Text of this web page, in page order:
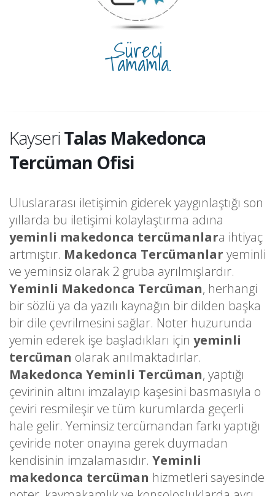
Süreci
Tamamla.
KayseriTalas Makedonca
Tercüman Ofisi
Uluslararası iletişimin giderek yaygınlaştığı son
yıllarda bu iletişimi kolaylaştırma adına
yeminli makedonca tercümanlara ihtiyaç
artmıştır. Makedonca Tercümanlar yeminli
ve yeminsiz olarak 2 gruba ayrılmışlardır.
Yeminli Makedonca Tercüman, herhangi
bir sözlü ya da yazılı kaynağın bir dilden başka
bir dile çevrilmesini sağlar. Noter huzurunda
yemin ederek işe başladıkları için yeminli
tercüman olarak anılmaktadırlar.
Makedonca Yeminli Tercüman, yaptığı
çevirinin altını imzalayıp kaşesini basmasıyla o
çeviri resmileşir ve tüm kurumlarda geçerli
hale gelir. Yeminsiz tercümandan farkı yaptığı
çeviride noter onayına gerek duymadan
kendisinin imzalamasıdır. Yeminli
makedonca tercüman hizmetleri sayesinde